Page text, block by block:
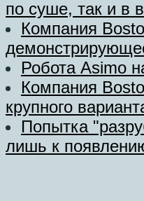
по суше, так и в
Компания
Робота Asimo
Компания
крупного
Попытка
лишь к